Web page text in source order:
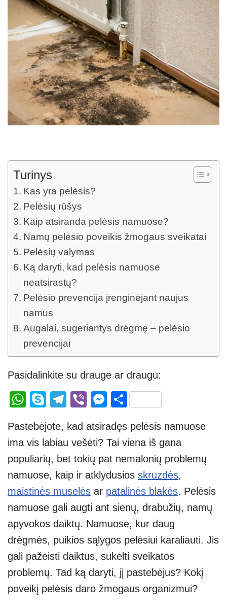
Turinys
Kas yra pelėsis?
Pelėsių rūšys
Kaip atsiranda pelėsis namuose?
Namų pelėsio poveikis žmogaus sveikatai
Pelėsių valymas
Ką daryti, kad pelėsis namuose
neatsirastų?
Pelėsio prevencija įrenginėjant naujus
namus
Augalai, sugeriantys drėgmę – pelėsio
prevencijai
Pasidalinkite su drauge ar draugu:
W
at
s
A
p
p
S
p
e
T
e
gr
a
m
Vi
er
M
ss
e
n
g
er
S
ar
e
Pastebėjote, kad atsiradęs pelėsis namuose
ima vis labiau vešėti? Tai viena iš gana
populiarių, bet tokių pat nemalonių problemų
namuose, kaip ir atklydusios skruzdės,
maistinės muselės ar patalinės blakės. Pelėsis
namuose gali augti ant sienų, drabužių, namų
apyvokos daiktų. Namuose, kur daug
drėgmės, puikios sąlygos pelėsiui karaliauti. Jis
gali pažeisti daiktus, sukelti sveikatos
problemų. Tad ką daryti, jį pastebėjus? Kokį
poveikį pelėsis daro žmogaus organizmui?